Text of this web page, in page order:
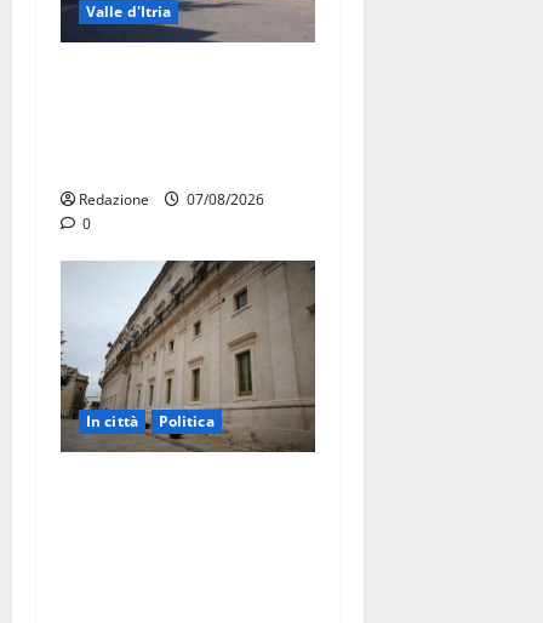
Valle d'Itria
Redazione
07/08/2026
0
In città Politica